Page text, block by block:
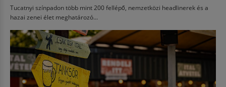
Tucatnyi színpadon több mint 200 fellépő, nemzetközi headlinerek és a
hazai zenei élet meghatározó...